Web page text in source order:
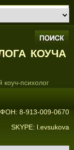
коуча
психолог
8-913-009-0670
SKYPE: l.evsukova